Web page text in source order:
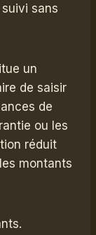
sans
un
de saisir
de
ou les
réduit
montants